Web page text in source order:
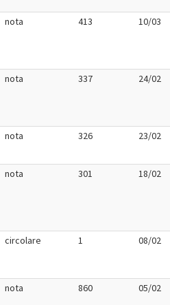
nota 413 10/03
nota 337 24/02
nota 326 23/02
nota 301 18/02
circolare 1 08/02
nota 860 05/02